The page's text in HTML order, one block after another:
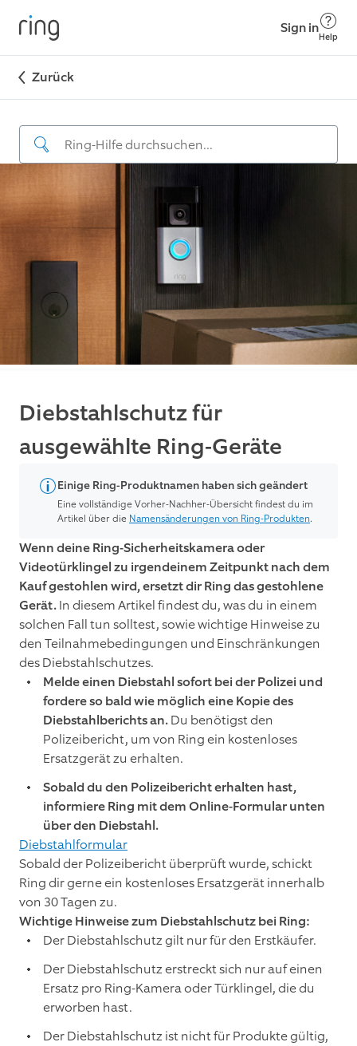
Sign in
Help
Zurück
Diebstahlschutz für
ausgewählte Ring-Geräte
Einige Ring-Produktnamen haben sich geändert
Eine vollständige Vorher-Nachher-Übersicht findest du im
Artikel über die Namensänderungen von Ring-Produkten.
Wenn deine Ring-Sicherheitskamera oder
Videotürklingel zu irgendeinem Zeitpunkt nach dem
Kauf gestohlen wird, ersetzt dir Ring das gestohlene
Gerät.In diesem Artikel findest du, was du in einem
solchen Fall tun solltest, sowie wichtige Hinweise zu
den Teilnahmebedingungen und Einschränkungen
des Diebstahlschutzes.
Melde einen Diebstahl sofort bei der Polizei und
fordere so bald wie möglich eine Kopie des
Diebstahlberichts an.Du benötigst den
Polizeibericht, um von Ring ein kostenloses
Ersatzgerät zu erhalten.
Sobald du den Polizeibericht erhalten hast,
informiere Ring mit dem Online-Formular unten
über den Diebstahl.
Diebstahlformular
Sobald der Polizeibericht überprüft wurde, schickt
Ring dir gerne ein kostenloses Ersatzgerät innerhalb
von 30 Tagen zu.
Wichtige Hinweise zum Diebstahlschutz bei Ring:
Der Diebstahlschutz gilt nur für den Erstkäufer.
Der Diebstahlschutz erstreckt sich nur auf einen
Ersatz pro Ring-Kamera oder Türklingel, die du
erworben hast.
Der Diebstahlschutz ist nicht für Produkte gültig,